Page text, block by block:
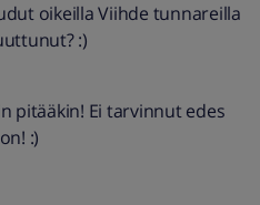
oikeilla Viihde tunnareilla
:)
pitääkin! Ei tarvinnut edes
:)